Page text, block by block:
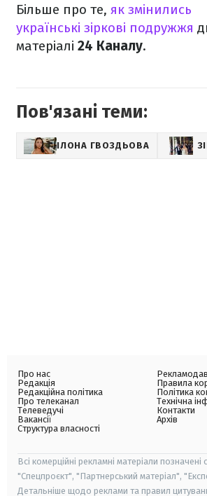
Більше про те, як змінились
українські зіркові подружжя
матеріалі 24 Каналу.
Пов'язані теми:
ІЛОНА ГВОЗДЬОВА
Про нас
Редакція
Редакційна політика
Про телеканал
Телеведучі
Вакансії
Структура власності
Правила
Політика
Технічна
Контакти
Архів
Всі комерційні рекламні матеріали позначені
"Спецпроєкт", "Партнерський матеріал",
Детальніше щодо реклами та правил